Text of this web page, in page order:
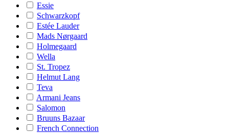
Essie
Schwarzkopf
Estée Lauder
Mads Nørgaard
Holmegaard
Wella
St. Tropez
Helmut Lang
Teva
Armani Jeans
Salomon
Bruuns Bazaar
French Connection